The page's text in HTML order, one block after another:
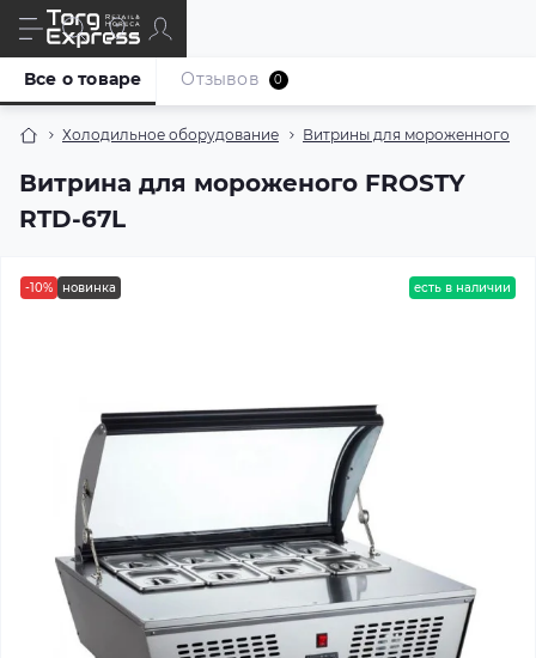
Холодильное оборудование Витрины для мороженного
Витрина для мороженого FROSTY
RTD-67L
Все о товаре Отзывов 0
-10% новинка есть в наличии